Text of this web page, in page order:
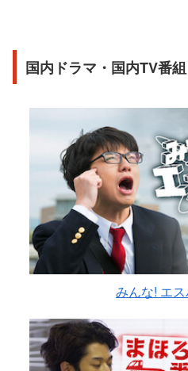
国内ドラマ・国内TV番
みんな! エ